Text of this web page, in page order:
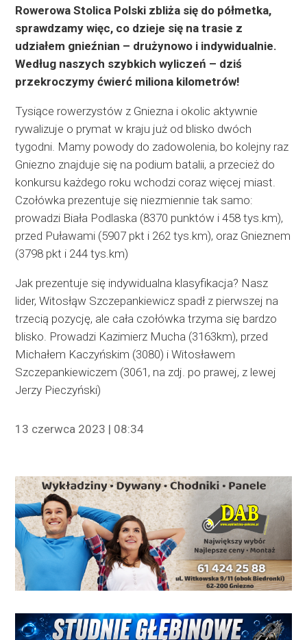
Rowerowa Stolica Polski zbliża się do półmetka,
sprawdzamy więc, co dzieje się na trasie z
udziałem gnieźnian – drużynowo i indywidualnie.
Według naszych szybkichwyliczeń – dziś
przekroczymy ćwierć miliona kilometrów!
Tysiące rowerzystów z Gniezna i okolic aktywnie
rywalizuje o prymat w kraju już od blisko dwóch
tygodni. Mamy powody do zadowolenia, bo kolejny raz
Gniezno znajduje się na podium batalii, a przecież do
konkursu każdego roku wchodzi coraz więcej miast.
Czołówka prezentuje się niezmiennie tak samo:
prowadzi Biała Podlaska (8370 punktów i 458 tys.km),
przed Puławami (5907 pkt i 262 tys.km), oraz Gnieznem
(3798 pkt i 244 tys.km)
Jak prezentuje się indywidualna klasyfikacja? Nasz
lider, Witosłąw Szczepankiewicz spadł z pierwszej na
trzecią pozycję, ale cała czołówka trzyma się bardzo
blisko. Prowadzi Kazimierz Mucha (3163km), przed
Michałem Kaczyńskim (3080) i Witosławem
Szczepankiewiczem (3061, na zdj. po prawej, z lewej
Jerzy Pieczyński)
13 czerwca 2023 | 08:34